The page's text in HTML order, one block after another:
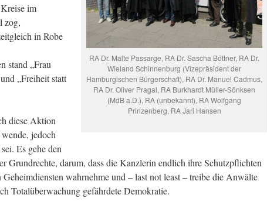
RA Dr. Malte Passarge, RA Dr. Sascha Böttner, RA Dr.
Wieland Schinnenburg (Vizepräsident der
Hamburgischen Bürgerschaft), RA Dr. Manuel Cadmus,
RA Dr. Oliver Pragal, RA Burkhardt Müller-Sönksen
(MdB a.D.), RA (unbekannt), RA Wolfgang
Prinzenberg, RA Jari Hansen
im
zog,
in Robe
stand „Frau
„Freiheit statt
diese Aktion
jedoch
Es gehe den
Grundrechte, darum, dass die Kanzlerin endlich ihre Schutzpflichten
wahrnehme und – last not least – treibe die Anwälte
Totalüberwachung gefährdete Demokratie.